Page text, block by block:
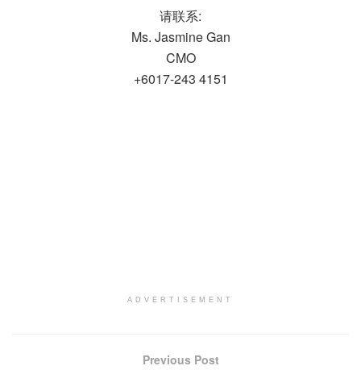
请联系:
Ms. Jasmine Gan
CMO
+6017-243 4151
ADVERTISEMENT
Previous Post